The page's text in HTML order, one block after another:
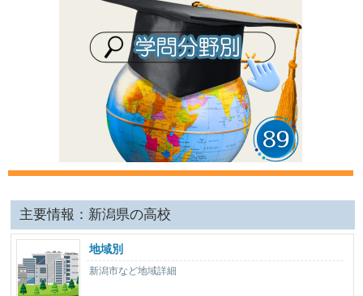
主要情報：新潟県の高校
地域別
新潟市など地域詳細